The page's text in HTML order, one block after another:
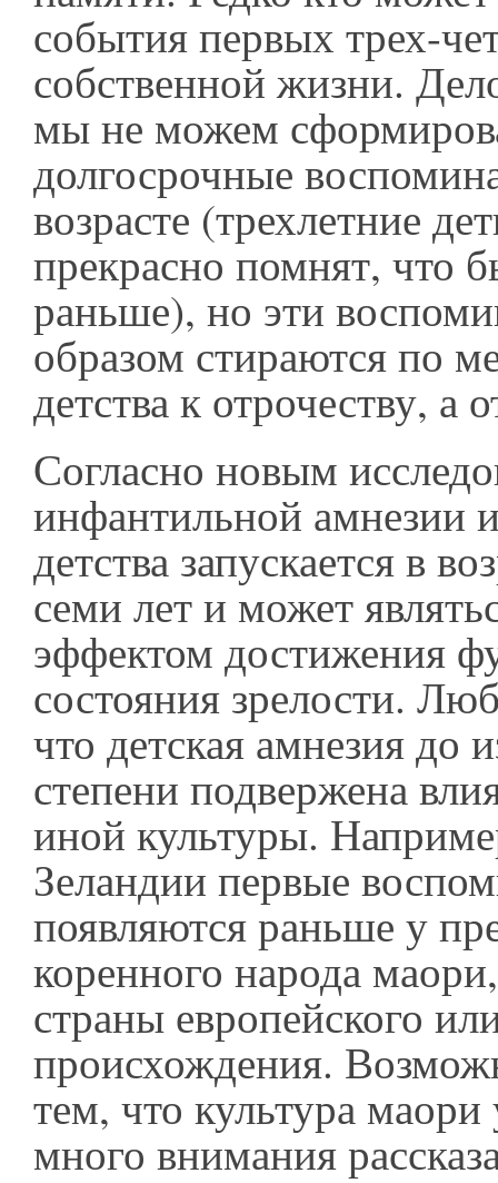
события первых трех-
собственной жизни.
мы не можем
долгосрочные
возрасте (трехлетние
прекрасно помнят, что
раньше), но эти
образом стираются по
детства к отрочеству, а
Согласно новым
инфантильной амнезии
детства запускается в
семи лет и может
эффектом достижения
состояния зрелости.
что детская амнезия до
степени подвержена
иной культуры.
Зеландии первые
появляются раньше у
коренного народа
страны европейского
происхождения.
тем, что культура маори
много внимания